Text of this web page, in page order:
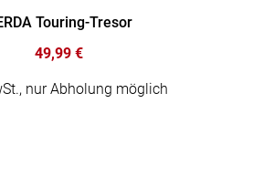
Touring-Tresor
49,99 €
nur Abholung möglich